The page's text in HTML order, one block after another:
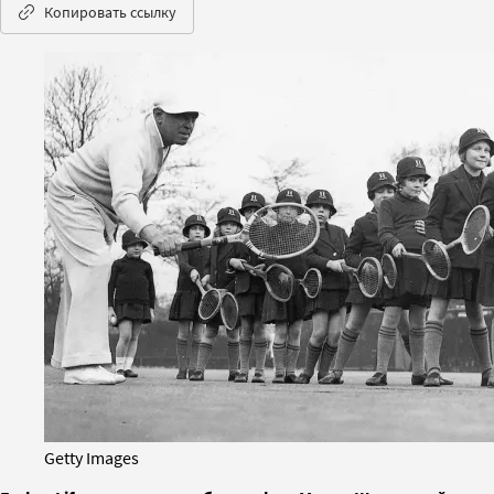
Копировать ссылку
Getty Images